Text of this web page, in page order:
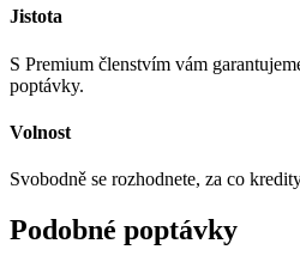
Jistota
S Premium členstvím vám
poptávky.
Volnost
Svobodně se rozhodnete, za co
Podobné poptávky